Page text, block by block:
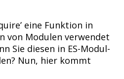
eine Funktion in
von Modulen verwendet
Sie diesen in ES-Modul-
Nun, hier kommt